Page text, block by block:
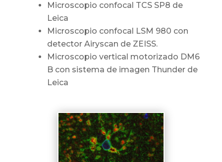
Microscopio confocal TCS SP8 de
Leica
Microscopio confocal LSM 980 con
detector Airyscan de ZEISS.
Microscopio vertical motorizado DM6
B con sistema de imagen Thunder de
Leica